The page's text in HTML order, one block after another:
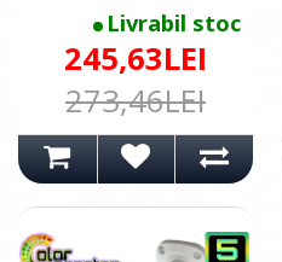
Livrabil stoc
245,63LEI
273,46LEI